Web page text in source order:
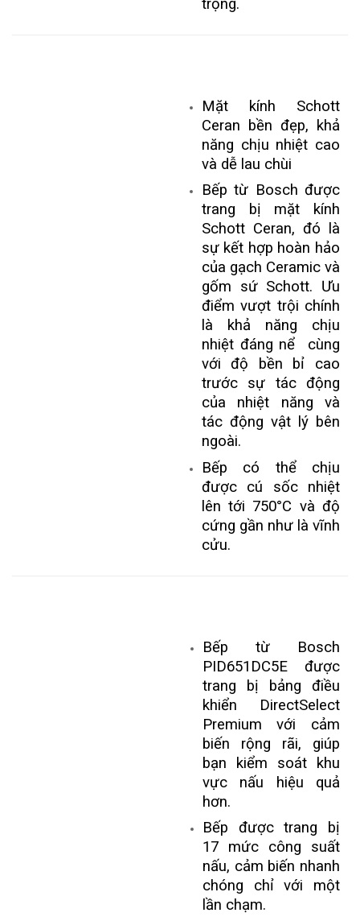
trọng.
Mặt kính Schott
Ceran bền đẹp, khả
năng chịu nhiệt cao
và dễ lau chùi
Bếp từ Bosch được
trang bị mặt kính
Schott Ceran, đó là
sự kết hợp hoàn hảo
của gạch Ceramic và
gốm sứ Schott. Ưu
điểm vượt trội chính
là khả năng chịu
nhiệt đáng nể cùng
với độ bền bỉ cao
trước sự tác động
của nhiệt năng và
tác động vật lý bên
ngoài.
Bếp có thể chịu
được cú sốc nhiệt
lên tới 750°C và độ
cứng gần như là vĩnh
cửu.
Bếp từ Bosch
PID651DC5E được
trang bị bảng điều
khiển DirectSelect
Premium với cảm
biến rộng rãi, giúp
bạn kiểm soát khu
vực nấu hiệu quả
hơn.
Bếp được trang bị
17 mức công suất
nấu, cảm biến nhanh
chóng chỉ với một
lần chạm.